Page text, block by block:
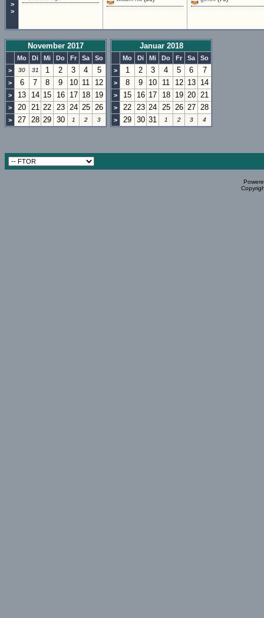
>
>
November 2017
Mo Di Mi Do Fr Sa
So
>
30 31 1 2 3 4 5
> 6 7 8 9 10 11 12
> 13 14 15 16 17 18 19
> 20 21 22 23 24 25 26
> 27 28 29 30 1 2 3
Januar 2018
Mo Di Mi Do Fr Sa
So
>
1 2 3 4 5 6 7
> 8 9 10 11 12 13 14
> 15 16 17 18 19 20 21
> 22 23 24 25 26 27 28
> 29 30 31 1 2 3 4